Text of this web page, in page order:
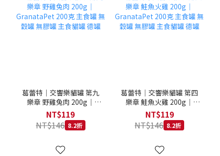
葛蕾特｜交響樂貓罐 第九
樂章 野雞兔肉 200g｜
GranataPet 200克 主食罐
無穀罐 無膠罐 主食貓罐 德
罐
NT$119
NT$146 8.2折
葛蕾特｜交響樂貓罐 第四
樂章 鮭魚火雞 200g｜
GranataPet 200克 主食罐
無穀罐 無膠罐 主食貓罐 德
罐
NT$119
NT$146 8.2折